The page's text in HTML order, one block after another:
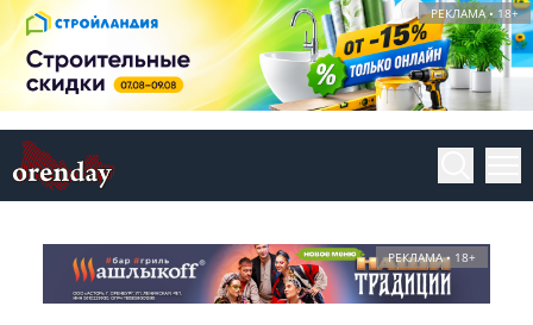
РЕКЛАМА • 18+
РЕКЛАМА • 18+